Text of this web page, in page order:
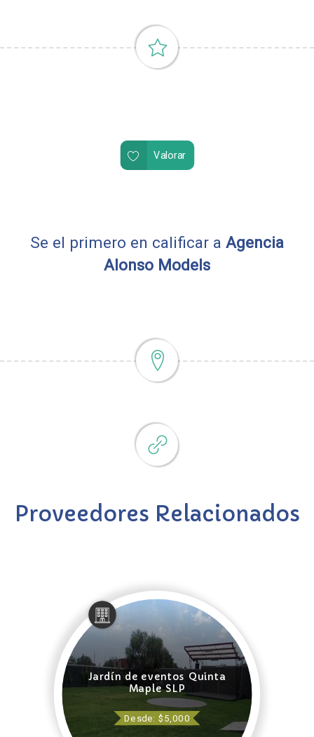
Valorar
Se el primero en calificar a Agencia
Alonso Models
Proveedores Relacionados
Jardín de eventos Quinta
Maple SLP
Desde: $5,000